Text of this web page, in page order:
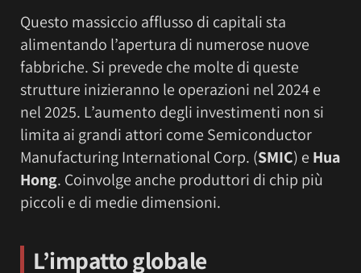
Questo massiccio afflusso di capitali sta
alimentando l’apertura di numerose nuove
fabbriche. Si prevede che molte di queste
strutture inizieranno le operazioni nel 2024 e
nel 2025. L’aumento degli investimenti non si
limita ai grandi attori come Semiconductor
Manufacturing International Corp. (SMIC) e Hua
Hong. Coinvolge anche produttori di chip più
piccoli e di medie dimensioni.
L’impatto globale